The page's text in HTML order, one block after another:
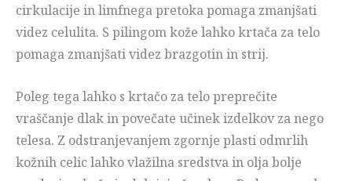
cirkulacije in limfnega pretoka pomaga zmanjšati
videz celulita. S pilingom kože lahko krtača za telo
pomaga zmanjšati videz brazgotin in strij.
Poleg tega lahko s krtačo za telo preprečite
vraščanje dlak in povečate učinek izdelkov za nego
telesa. Z odstranjevanjem zgornje plasti odmrlih
kožnih celic lahko vlažilna sredstva in olja bolje